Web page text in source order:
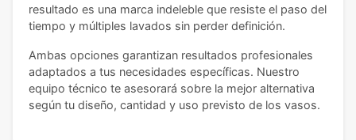
resultado es una marca indeleble que resiste el paso del
tiempo y múltiples lavados sin perder definición.
Ambas opciones garantizan resultados profesionales
adaptados a tus necesidades específicas. Nuestro
equipo técnico te asesorará sobre la mejor alternativa
según tu diseño, cantidad y uso previsto de los vasos.